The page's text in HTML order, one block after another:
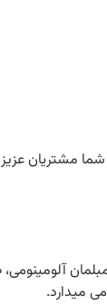
شما مشتریان
مبلمان
میدارد.